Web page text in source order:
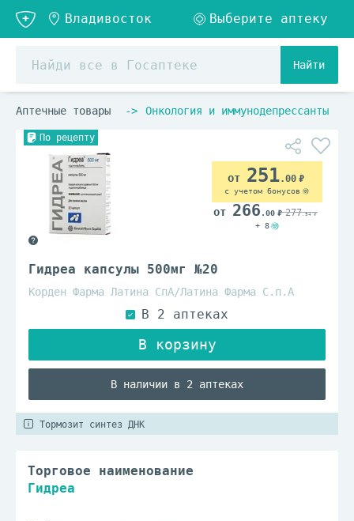
Найти
Аптечные товары Онкология и иммунодепрессанты
По рецепту
Гидреа капсулы 500мг №20
Корден Фарма Латина СпА/Латина Фарма С.п.А
В наличии в 2 аптеках
251.00
с учетом бонусов
266 .00 277.94
+ 8
Тормозит синтез ДНК
Торговое наименование
Гидреа